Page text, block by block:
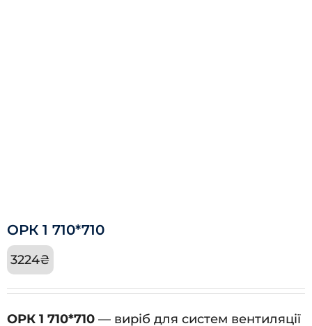
ОРК 1 710*710
3224₴
ОРК 1 710*710 — виріб для систем вентиляції